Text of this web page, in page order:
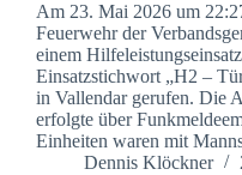
Am 23. Mai 2026 um
Feuerwehr der
einem
Einsatzstichwort „H2 –
in Vallendar gerufen. Die
erfolgte über
Einheiten waren mit
Dennis Klöckner